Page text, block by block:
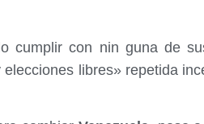
cumplir con nin guna de
libres» repetida